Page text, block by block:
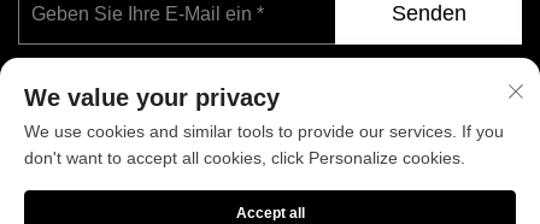
Senden
Copyright © Xiamen Phoenix Industrial Co., Ltd. Alle Rechte
We value your privacy
We use cookies and similar tools to provide our services. If you
don't want to accept all cookies, click Personalize cookies.
Accept all